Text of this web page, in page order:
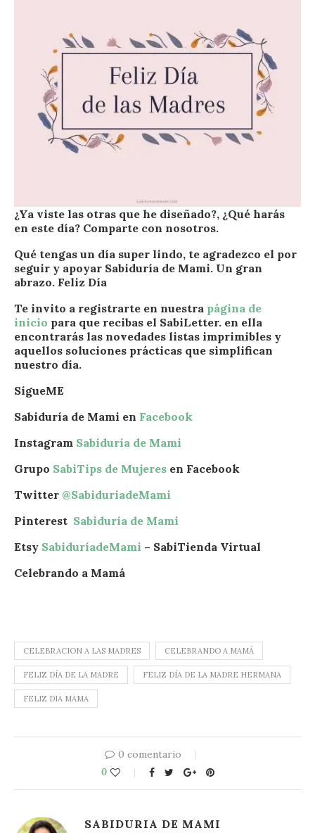
¿Ya viste las otras que he diseñado?, ¿Qué harás
en este día? Comparte con nosotros.
Qué tengas un día super lindo, te agradezco el por
seguir y apoyar Sabiduría de Mami. Un gran
abrazo. Feliz Día
Te invito a registrarte en nuestra página de
inicio para que recibas el SabiLetter. en ella
encontrarás las novedades listas imprimibles y
aquellos soluciones prácticas que simplifican
nuestro día.
SígueME
Sabiduría de Mami en Facebook
Instagram Sabiduría de Mami
Grupo SabiTips de Mujeres en Facebook
Twitter @SabiduriadeMami
Pinterest Sabiduría de Mami
Etsy SabiduríadeMami – SabiTienda Virtual
Celebrando a Mamá
CELEBRACION A LAS MADRES CELEBRANDO A MAMÁ
FELIZ DÍA DE LA MADRE FELIZ DÍA DE LA MADRE HERMANA
FELIZ DIA MAMA
0 comentario
0
SABIDURIA DE MAMI